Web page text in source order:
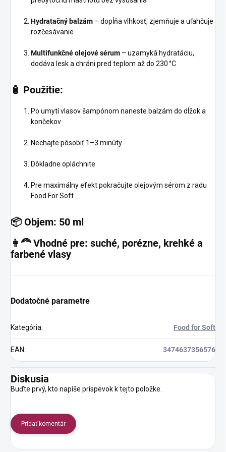
Hydratačný balzám – dopĺňa vlhkosť, zjemňuje a uľahčuje
rozčesávanie
Multifunkčné olejové sérum – uzamyká hydratáciu,
dodáva lesk a chráni pred teplom až do 230 °C
🧴 Použitie:
Po umytí vlasov šampónom naneste balzám do dĺžok a
končekov
Nechajte pôsobiť 1–3 minúty
Dôkladne opláchnite
Pre maximálny efekt pokračujte olejovým sérom z radu
Food For Soft
📦 Objem: 50 ml
👩‍🦰 Vhodné pre: suché, porézne, krehké a
farbené vlasy
Dodatočné parametre
Kategória: Food for Soft
EAN: 3474637356576
Diskusia
Buďte prvý, kto napíše príspevok k tejto položke.
Pridať komentár